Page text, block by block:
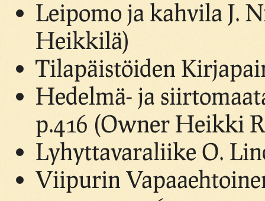
Leipomo ja kahvila J.
Heikkilä)
Tilapäistöiden
Hedelmä- ja
p.416 (Owner Heikki
Lyhyttavaraliike O.
Viipurin